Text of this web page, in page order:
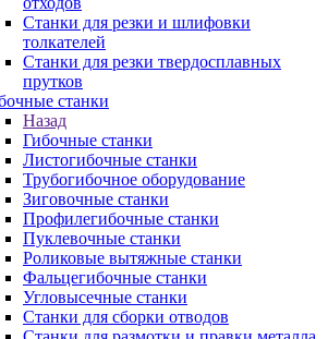
Станки для резки и шлифовки
толкателей
Станки для резки твердосплавных
прутков
станки
Назад
Гибочные станки
Листогибочные станки
Трубогибочное оборудование
Зиговочные станки
Профилегибочные станки
Пуклевочные станки
Роликовые вытяжные станки
Фальцегибочные станки
Угловысечные станки
Станки для сборки отводов